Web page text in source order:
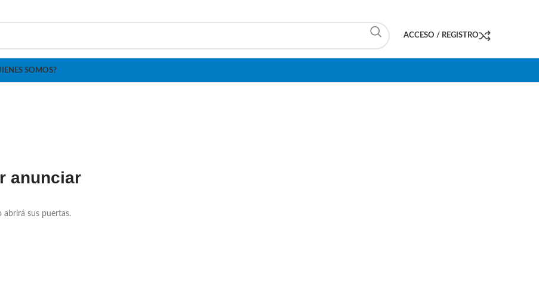
ACCESO / REGISTRO
SOMOS?
anunciar
abrirá sus puertas.